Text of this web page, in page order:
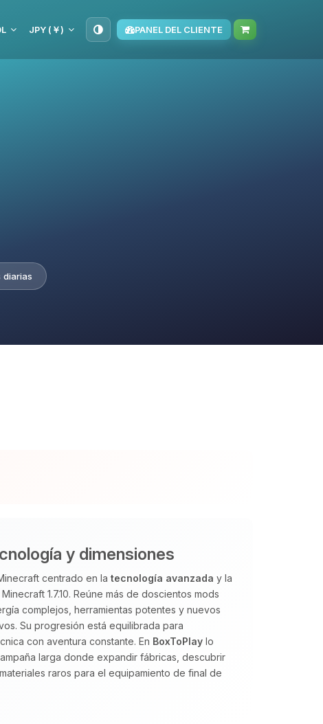
JPY (￥) PANEL DEL CLIENTE
diarias
y dimensiones
centrado en la tecnología avanzada y la
1.7.10. Reúne más de doscientos mods
complejos, herramientas potentes y nuevos
Su progresión está equilibrada para
con aventura constante. En BoxToPlay lo
larga donde expandir fábricas, descubrir
raros para el equipamiento de final de